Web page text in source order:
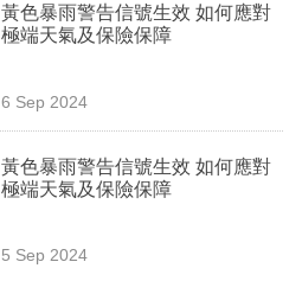
黃色暴雨警告信號生效 如何應對
極端天氣及保險保障
6 Sep 2024
黃色暴雨警告信號生效 如何應對
極端天氣及保險保障
5 Sep 2024